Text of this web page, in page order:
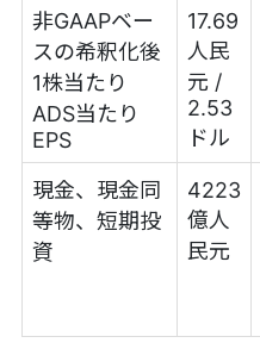
非GAAPベー
スの希釈化後
1株当たり
ADS当たり
EPS
17.69
人民
元 /
2.53
ドル
現金、現金同
等物、短期投
資
4223
億人
民元